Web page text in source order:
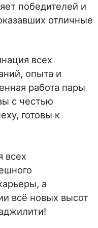
победителей и
отличные
всех
опыта и
работа пары
с честью
готовы к
всех
а
всё новых высот